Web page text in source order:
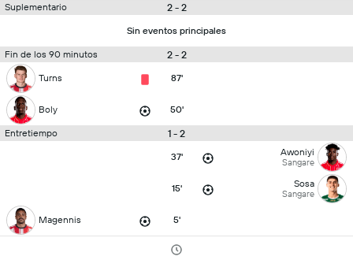
Suplementario 2 - 2
Sin eventos principales
Fin de los 90 minutos 2 - 2
Turns 87'
Boly 50'
Entretiempo 1 - 2
37' Awoniyi
Sangare
15' Sosa
Sangare
Magennis 5'